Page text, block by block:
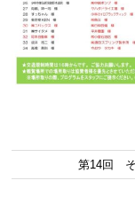
第14回